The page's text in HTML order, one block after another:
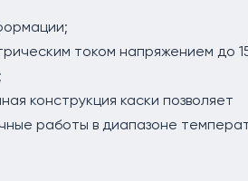
током напряжением до
конструкция каски позволяет
работы в диапазоне